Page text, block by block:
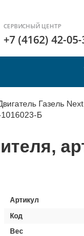
СЕРВИСНЫЙ ЦЕНТР
+7 (4162) 42-
Газель Next
1016023-Б
Артикул
Код
Вес